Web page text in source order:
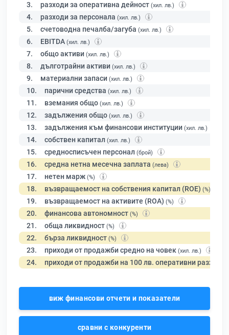
3. разходи за оперативна дейност (хил. лв.)
4. разходи за персонала (хил. лв.)
5. счетоводна печалба/загуба (хил. лв.)
6. EBITDA (хил. лв.)
7. общо активи (хил. лв.)
8. дълготрайни активи (хил. лв.)
9. материални запаси (хил. лв.)
10. парични средства (хил. лв.)
11. вземания общо (хил. лв.)
12. задължения общо (хил. лв.)
13. задължения към финансови институции (хил. лв.)
14. собствен капитал (хил. лв.)
15. средносписъчен персонал (брой)
16. средна нетна месечна заплата (лева)
17. нетен марж (%)
18. възвращаемост на собствения капитал (ROE) (%)
19. възвращаемост на активите (ROA) (%)
20. финансова автономност (%)
21. обща ликвидност (%)
22. бърза ликвидност (%)
23. приходи от продажби средно на човек (хил. лв.)
24. приходи от продажби на 100 лв. оперативни разходи
виж финансови отчети и показатели
сравни с конкуренти